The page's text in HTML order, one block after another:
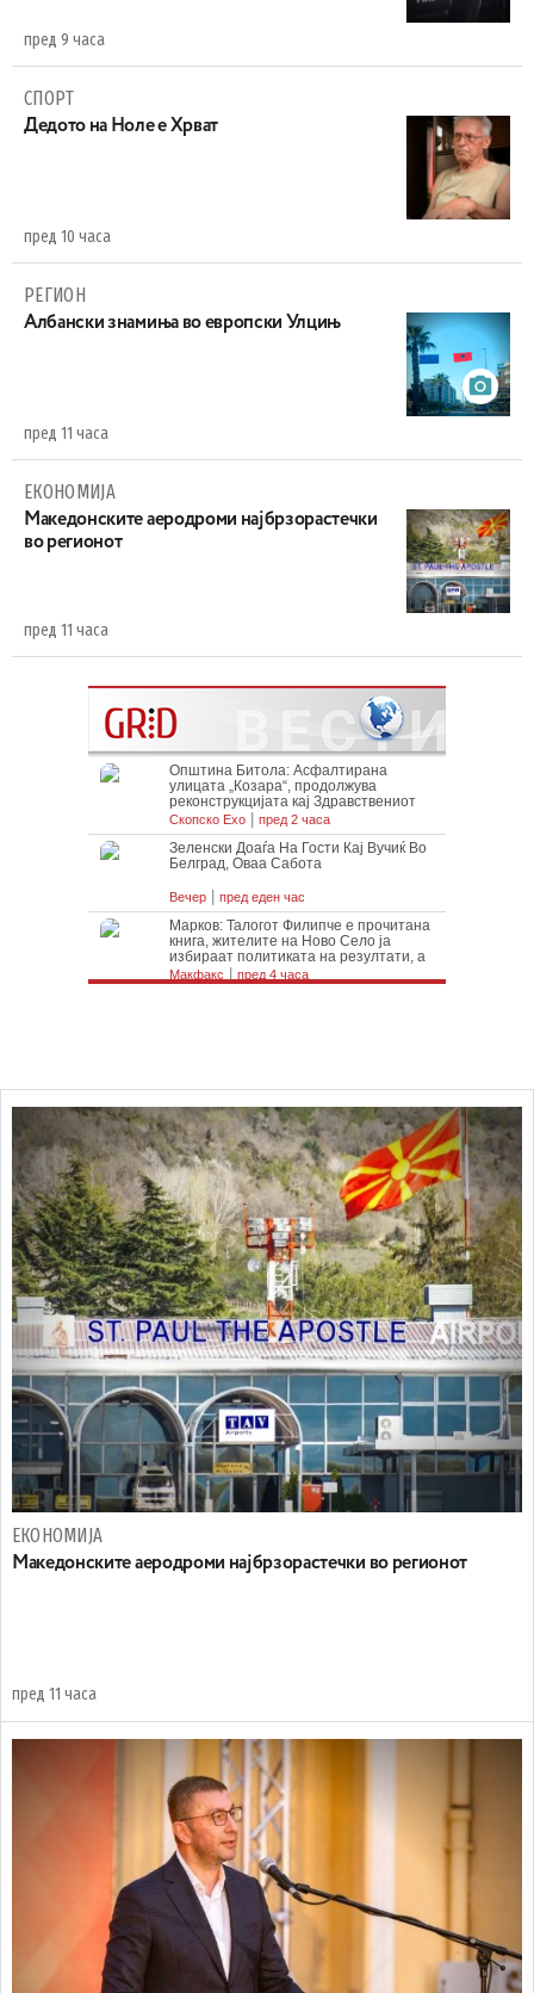
пред 9 часа
СПОРТ
Дедото на Ноле е Хрват
пред 10 часа
РЕГИОН
Aлбански знамиња во европски Улцињ
пред 11 часа
ЕКОНОМИЈА
Maкедонските аеродроми најбрзорастечки
во регионот
пред 11 часа
ЕКОНОМИЈА
Maкедонските аеродроми најбрзорастечки во регионот
пред 11 часа